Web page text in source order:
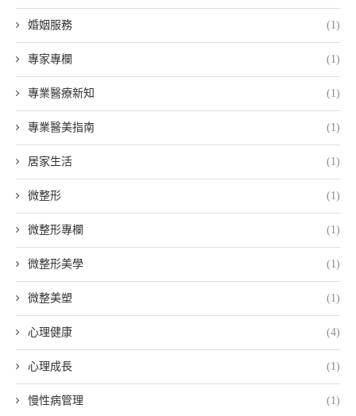
婚姻服務 (1)
專家專欄 (1)
專業醫療新知 (1)
專業醫美指南 (1)
居家生活 (1)
微整形 (1)
微整形專欄 (1)
微整形美學 (1)
微整美塑 (1)
心理健康 (4)
心理成長 (1)
慢性病管理 (1)